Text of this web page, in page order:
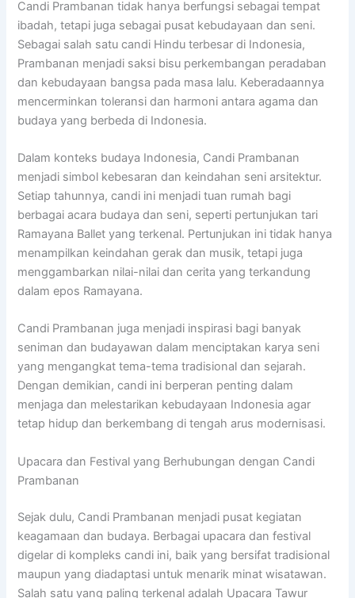
Candi Prambanan tidak hanya berfungsi sebagai tempat
ibadah, tetapi juga sebagai pusat kebudayaan dan seni.
Sebagai salah satu candi Hindu terbesar di Indonesia,
Prambanan menjadi saksi bisu perkembangan peradaban
dan kebudayaan bangsa pada masa lalu. Keberadaannya
mencerminkan toleransi dan harmoni antara agama dan
budaya yang berbeda di Indonesia.
Dalam konteks budaya Indonesia, Candi Prambanan
menjadi simbol kebesaran dan keindahan seni arsitektur.
Setiap tahunnya, candi ini menjadi tuan rumah bagi
berbagai acara budaya dan seni, seperti pertunjukan tari
Ramayana Ballet yang terkenal. Pertunjukan ini tidak hanya
menampilkan keindahan gerak dan musik, tetapi juga
menggambarkan nilai-nilai dan cerita yang terkandung
dalam epos Ramayana.
Candi Prambanan juga menjadi inspirasi bagi banyak
seniman dan budayawan dalam menciptakan karya seni
yang mengangkat tema-tema tradisional dan sejarah.
Dengan demikian, candi ini berperan penting dalam
menjaga dan melestarikan kebudayaan Indonesia agar
tetap hidup dan berkembang di tengah arus modernisasi.
Upacara dan Festival yang Berhubungan dengan Candi
Prambanan
Sejak dulu, Candi Prambanan menjadi pusat kegiatan
keagamaan dan budaya. Berbagai upacara dan festival
digelar di kompleks candi ini, baik yang bersifat tradisional
maupun yang diadaptasi untuk menarik minat wisatawan.
Salah satu yang paling terkenal adalah Upacara Tawur